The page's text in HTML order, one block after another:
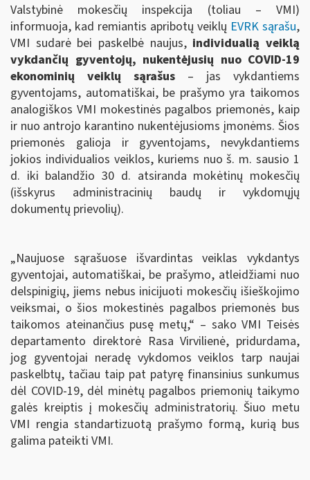
Valstybinė mokesčių inspekcija (toliau – VMI)
informuoja, kad remiantis apribotų veiklų EVRK sąrašu,
VMI sudarė bei paskelbė naujus,individualią veiklą
vykdančių gyventojų, nukentėjusių nuo COVID-19
ekonominių veiklų sąrašus – jas vykdantiems
gyventojams, automatiškai, be prašymo yra taikomos
analogiškos VMI mokestinės pagalbos priemonės, kaip
ir nuo antrojo karantino nukentėjusioms įmonėms. Šios
priemonės galioja ir gyventojams, nevykdantiems
jokios individualios veiklos, kuriems nuo š. m. sausio 1
d. iki balandžio 30 d. atsiranda mokėtinų mokesčių
(išskyrus administracinių baudų ir vykdomųjų
dokumentų prievolių).
„Naujuose sąrašuose išvardintas veiklas vykdantys
gyventojai, automatiškai, be prašymo, atleidžiami nuo
delspinigių, jiems nebus inicijuoti mokesčių išieškojimo
veiksmai, o šios mokestinės pagalbos priemonės bus
taikomos ateinančius pusę metų,“ – sako VMI Teisės
departamento direktorė Rasa Virvilienė, pridurdama,
jog gyventojai neradę vykdomos veiklos tarp naujai
paskelbtų, tačiau taip pat patyrę finansinius sunkumus
dėl COVID-19, dėl minėtų pagalbos priemonių taikymo
galės kreiptis į mokesčių administratorių. Šiuo metu
VMI rengia standartizuotą prašymo formą, kurią bus
galima pateikti VMI.